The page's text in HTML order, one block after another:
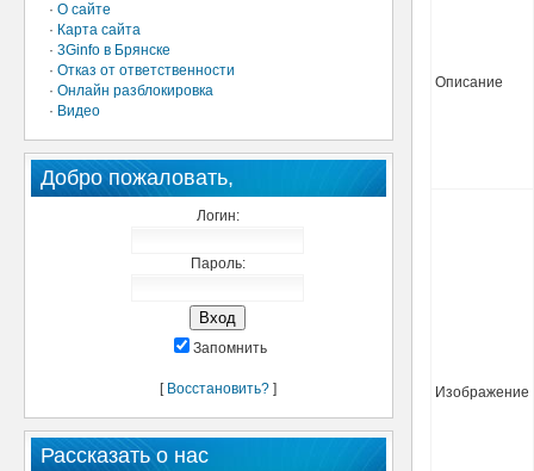
· О сайте
· Карта сайта
· 3Ginfo в Брянске
· Отказ от ответственности
· Онлайн разблокировка
· Видео
Добро пожаловать,
Логин:
Пароль:
Запомнить
[ Восстановить?]
Рассказать о нас
Описание
Изображение